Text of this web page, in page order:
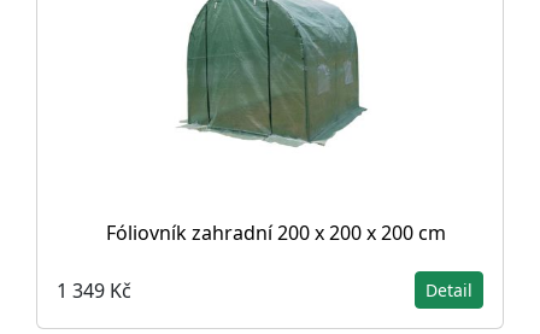
Fóliovník zahradní 200 x 200 x 200 cm
1 349 Kč Detail